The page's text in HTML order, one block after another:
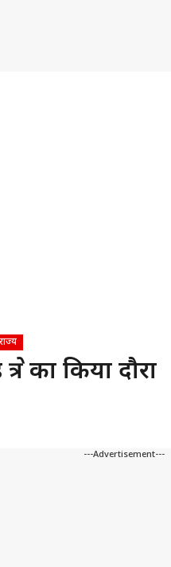
राज्य
का किया दौरा
---Advertisement---